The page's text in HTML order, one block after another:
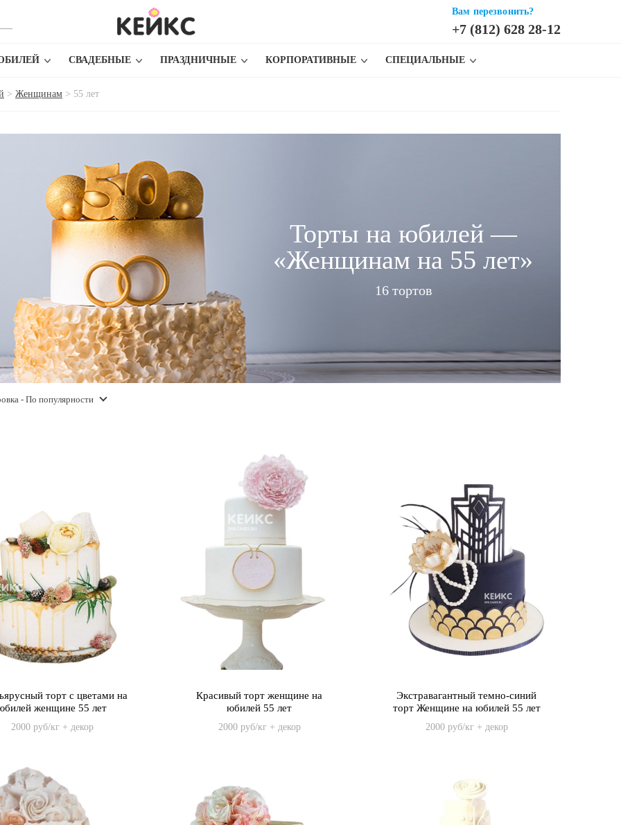
Вам перезвонить?
+7 (812) 628 28-12
СВАДЕБНЫЕ ПРАЗДНИЧНЫЕ КОРПОРАТИВНЫЕ СПЕЦИАЛЬНЫЕ
> Женщинам > 55 лет
Торты на юбилей —
«Женщинам на 55 лет»
16 тортов
- По популярности
торт с цветами на
женщине 55 лет
2000 руб/кг + декор
Красивый торт женщине на
юбилей 55 лет
2000 руб/кг + декор
Экстравагантный темно-синий
торт Женщине на юбилей 55 лет
2000 руб/кг + декор